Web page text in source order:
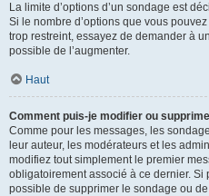
La limite d’options d’un sondage est
Si le nombre d’options que vous
trop restreint, essayez de demander à
possible de l’augmenter.
Haut
Comment puis-je modifier ou
Comme pour les messages, les
leur auteur, les modérateurs et les
modifiez tout simplement le premier
obligatoirement associé à ce dernier. Si
possible de supprimer le sondage ou